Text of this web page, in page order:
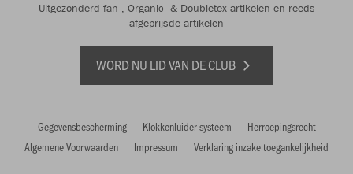
Uitgezonderd fan-, Organic- & Doubletex-artikelen en reeds
afgeprijsde artikelen
WORD NU LID VAN DE CLUB
Gegevensbescherming Klokkenluider systeem
Herroepingsrecht
Algemene Voorwaarden
Impressum Verklaring inzake toegankelijkheid